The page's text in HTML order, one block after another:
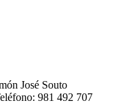
José Souto
981 492 707